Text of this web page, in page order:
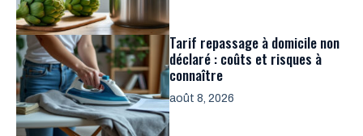
Tarif repassage à domicile non
déclaré : coûts et risques à
connaître
août 8, 2026